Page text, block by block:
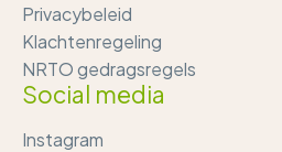
Privacybeleid
Klachtenregeling
NRTO gedragsregels
Social media
Instagram